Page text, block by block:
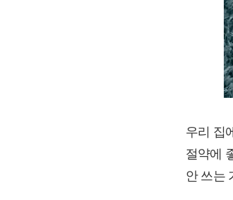
우리 집
절약에
안 쓰는